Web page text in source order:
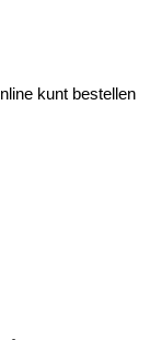
kunt bestellen